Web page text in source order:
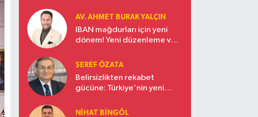
AV. AHMET BURAK YALÇIN
IBAN mağdurları için yeni
dönem! Yeni düzenleme ve
ŞEREF ÖZATA
Belirsizlikten rekabet
gücüne: Türkiye'nin yeni
NIHAT BINGÖL